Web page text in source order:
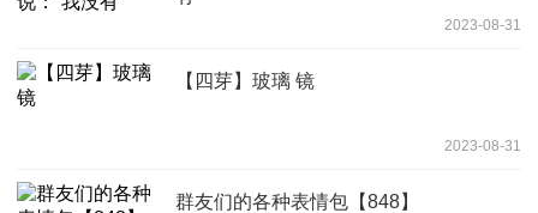
2023-08-31
【四芽】玻璃 镜
2023-08-31
群友们的各种表情包【848】